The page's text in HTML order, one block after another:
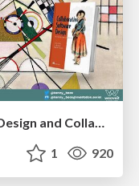
1 920